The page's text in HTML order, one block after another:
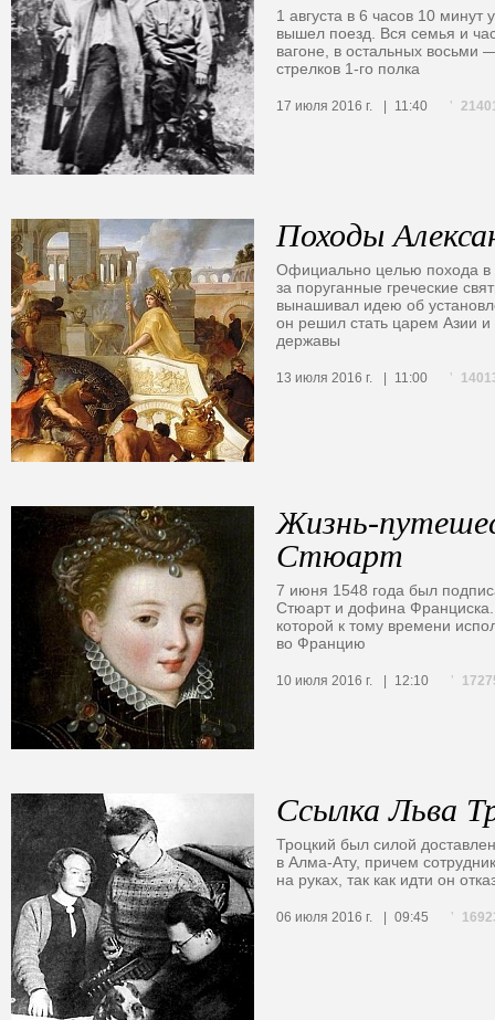
1 августа в 6 часов 10 минут
вышел поезд. Вся семья и
вагоне, в остальных восьми
стрелков 1-го полка
17 июля 2016 г. 11:40
Походы
Официально целью похода
за поруганные греческие
вынашивал идею об
он решил стать царем Азии и
державы
13 июля 2016 г. 11:00
Жизнь-
Стюарт
7 июня 1548 года был
Стюарт и дофина Франциска.
которой к тому времени
во Францию
10 июля 2016 г. 12:10
Ссылка Льва
Троцкий был силой
в Алма-Ату, причем
на руках, так как идти он
06 июля 2016 г. 09:45